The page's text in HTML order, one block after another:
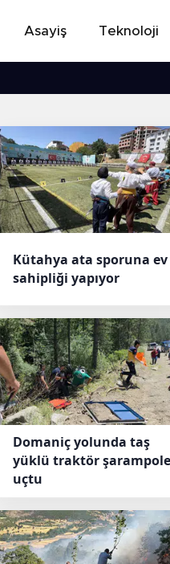
Asayiş Teknoloji
Kütahya minik
zaferine ev
Kütahya’da düzenlenen Açık
erdi. 490 sporcunun kıyasıya
madalyalarına kavuştu.
Kütahya ata sporuna ev
sahipliği yapıyor
Domaniç yolunda taş
yüklü traktör şarampole
uçtu